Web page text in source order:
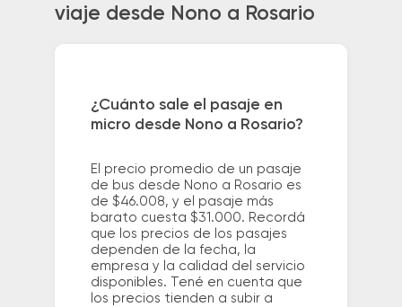
viaje desde Nono a Rosario
¿Cuánto sale el pasaje en
micro desde Nono a Rosario?
El precio promedio de un pasaje
de bus desde Nono a Rosario es
de $46.008, y el pasaje más
barato cuesta $31.000. Recordá
que los precios de los pasajes
dependen de la fecha, la
empresa y la calidad del servicio
disponibles. Tené en cuenta que
los precios tienden a subir a